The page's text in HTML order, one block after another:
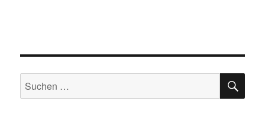
Suchen
nach: